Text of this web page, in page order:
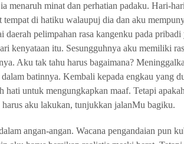
menaruh minat dan perhatian padaku. Hari-
tempat di hatiku walaupuj dia dan aku
daerah pelimpahan rasa kangenku pada
kenyataan itu. Sesungguhnya aku memiliki
Aku tak tahu harus bagaimana?
batinnya. Kembali kepada engkau yang
hati untuk mengungkapkan maaf. Tetapi
harus aku lakukan, tunjukkan jalanMu bagiku.
angan-angan. Wacana pengandaian pun